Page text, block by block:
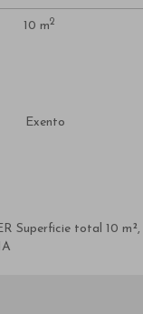
10 m2
Exento
total 10 m²,